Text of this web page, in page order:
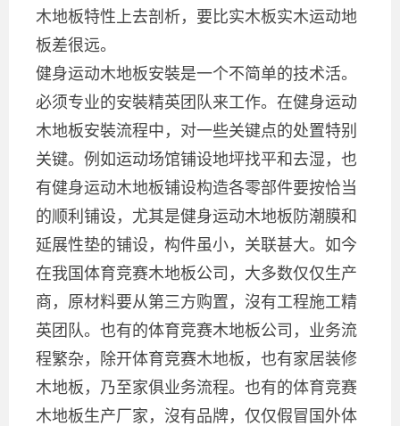
木地板特性上去剖析，要比实木板实木运动地
板差很远。
健身运动木地板安裝是一个不简单的技术活。
必须专业的安裝精英团队来工作。在健身运动
木地板安裝流程中，对一些关键点的处置特别
关键。例如运动场馆铺设地坪找平和去湿，也
有健身运动木地板铺设构造各零部件要按恰当
的顺利铺设，尤其是健身运动木地板防潮膜和
延展性垫的铺设，构件虽小，关联甚大。如今
在我国体育竞赛木地板公司，大多数仅仅生产
商，原材料要从第三方购置，沒有工程施工精
英团队。也有的体育竞赛木地板公司，业务流
程繁杂，除开体育竞赛木地板，也有家居装修
木地板，乃至家俱业务流程。也有的体育竞赛
木地板生产厂家，沒有品牌，仅仅假冒国外体